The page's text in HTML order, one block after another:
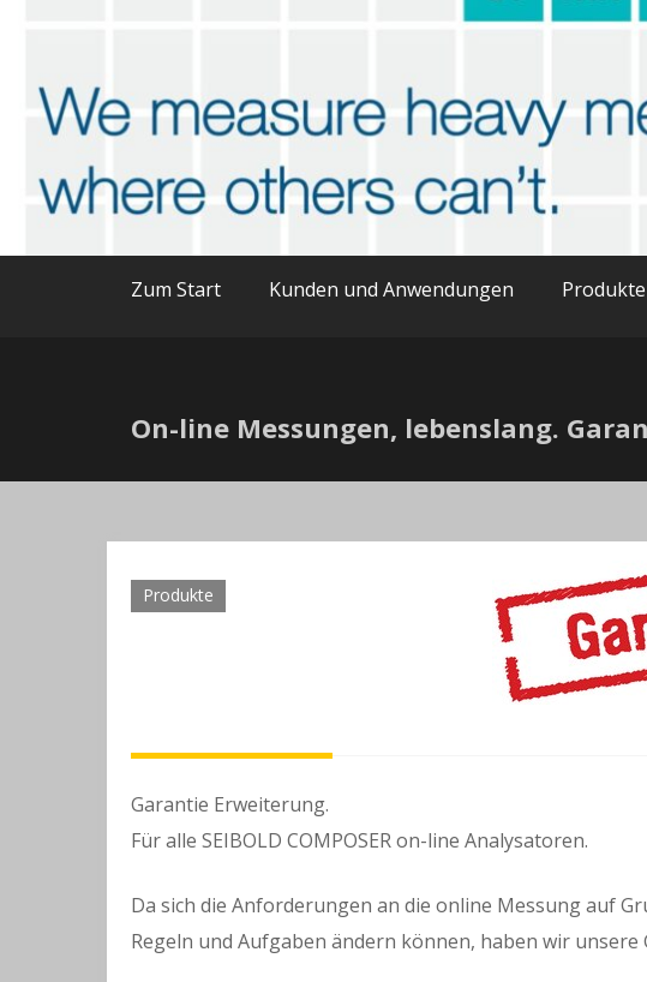
Online analysis of heavy
unattended · continuous · reliable
Zum Start Kunden und Anwendungen
On-line Messungen, lebenslang.
Produkte
Garantie Erweiterung.
Für alle SEIBOLD COMPOSER on-line Analysatoren.
Da sich die Anforderungen an die online Messung auf
Regeln und Aufgaben ändern können, haben wir unsere